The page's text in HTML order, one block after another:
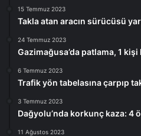
15 Temmuz 2023
Takla atan aracın sürücüsü
24 Temmuz 2023
Gazimağusa’da patlama, 1 kişi
6 Temmuz 2023
Trafik yön tabelasına çarpıp
3 Temmuz 2023
Dağyolu’nda korkunç kaza: 4
11 Ağustos 2023